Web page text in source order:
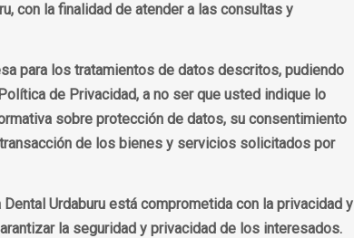
con la finalidad de atender a las consultas y
para los tratamientos de datos descritos, pudiendo
de Privacidad, a no ser que usted indique lo
sobre protección de datos, su consentimiento
de los bienes y servicios solicitados por
Urdaburu está comprometida con la privacidad y
la seguridad y privacidad de los interesados.